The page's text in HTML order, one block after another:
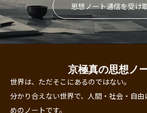
思想ノート通信を受け
京極真の思想ノ
世界は、ただそこにあるのではない。
分かり合えない世界で、人間・社会・自
めのノートです。